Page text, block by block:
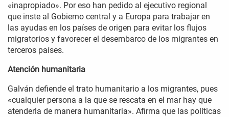
«inapropiado». Por eso han pedido al ejecutivo regional
que inste al Gobierno central y a Europa para trabajar en
las ayudas en los países de origen para evitar los flujos
migratorios y favorecer el desembarco de los migrantes en
terceros países.
Atención humanitaria
Galván defiende el trato humanitario a los migrantes, pues
«cualquier persona a la que se rescata en el mar hay que
atenderla de manera humanitaria». Afirma que las políticas